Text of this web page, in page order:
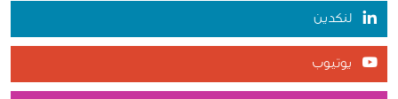
لنكدين
يوتيوب